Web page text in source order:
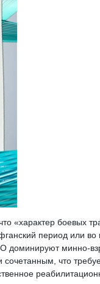
«характер боевых
период или
доминируют минно-
что